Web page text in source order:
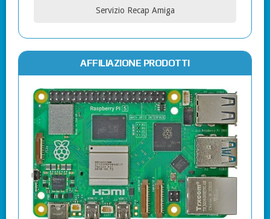
Servizio Recap Amiga
AFFILIAZIONE PRODOTTI